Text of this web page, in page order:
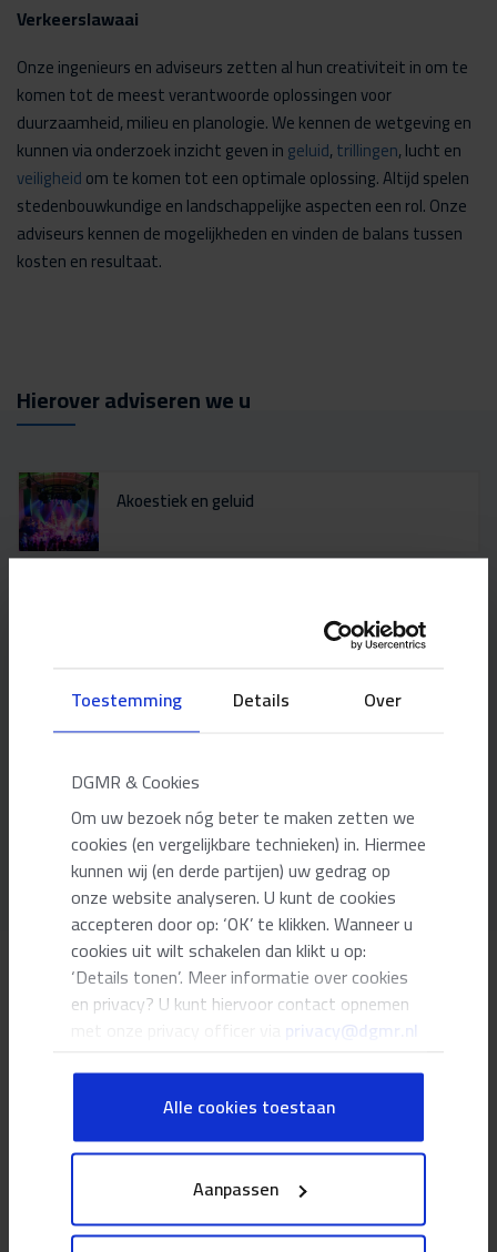
Toestemming Details Over
DGMR & Cookies
Om uw bezoek nóg beter te maken zetten we
cookies (en vergelijkbare technieken) in. Hiermee
kunnen wij (en derde partijen) uw gedrag op
onze website analyseren. U kunt de cookies
accepteren door op: ‘OK’ te klikken. Wanneer u
cookies uit wilt schakelen dan klikt u op:
‘Details tonen’. Meer informatie over cookies
en privacy? U kunt hiervoor contact opnemen
privacy@dgmr.nl
Alle cookies toestaan
Aanpassen
Verkeerslawaai
Onze ingenieurs en adviseurs zetten al hun creativiteit in om te
komen tot de meest verantwoorde oplossingen voor
duurzaamheid, milieu en planologie. We kennen de wetgeving en
kunnen via onderzoek inzicht geven ingeluid,trillingen, lucht en
veiligheidom te komen tot een optimale oplossing. Altijd spelen
stedenbouwkundige en landschappelijke aspecten een rol. Onze
adviseurs kennen de mogelijkheden en vinden de balans tussen
kosten en resultaat.
Hierover adviseren we u
Akoestiek en geluid
Ruimtelijke ordening
Trillingen en laagfrequent geluid
Maak kennis met ons ingenieursbureau